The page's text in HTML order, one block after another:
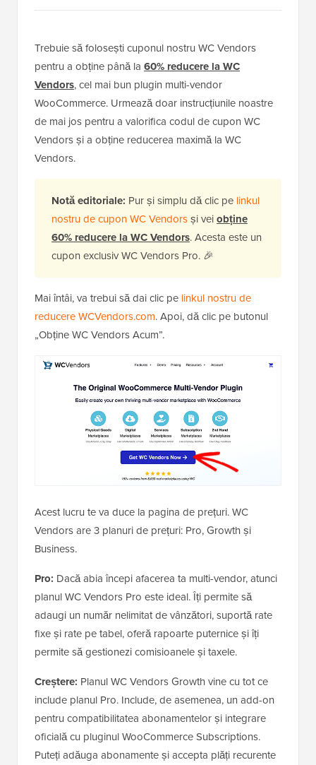
Trebuie să folosești cuponul nostru WC Vendors
pentru a obține până la 60% reducere la WC
Vendors, cel mai bun plugin multi-vendor
WooCommerce. Urmează doar instrucțiunile noastre
de mai jos pentru a valorifica codul de cupon WC
Vendors și a obține reducerea maximă la WC
Vendors.
Notă editoriale: Pur și simplu dă clic pe linkul
nostru de cupon WC Vendorsși veiobține
60% reducere la WC Vendors. Acesta este un
cupon exclusiv WC Vendors Pro. 🎉
Mai întâi, va trebui să dai clic pe linkul nostru de
reducere WCVendors.com. Apoi, dă clic pe butonul
„Obține WC Vendors Acum”.
Acest lucru te va duce la pagina de prețuri. WC
Vendors are 3 planuri de prețuri: Pro, Growth și
Business.
Pro: Dacă abia începi afacerea ta multi-vendor, atunci
planul WC Vendors Pro este ideal. Îți permite să
adaugi un număr nelimitat de vânzători, suportă rate
fixe și rate pe tabel, oferă rapoarte puternice și îți
permite să gestionezi comisioanele și taxele.
Creștere: Planul WC Vendors Growth vine cu tot ce
include planul Pro. Include, de asemenea, un add-on
pentru compatibilitatea abonamentelor și integrare
oficială cu pluginul WooCommerce Subscriptions.
Puteți adăuga abonamente și accepta plăți recurente